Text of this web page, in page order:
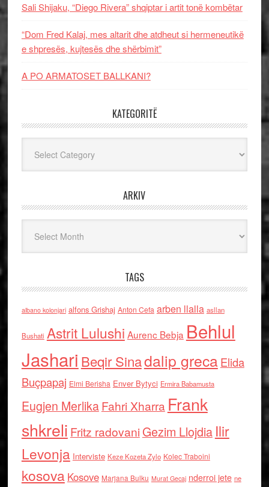
Sali Shijaku, “Diego Rivera” shqiptar i artit tonë kombëtar
“Dom Fred Kalaj, mes altarit dhe atdheut si hermeneutikë
e shpresës, kujtesës dhe shërbimit”
A PO ARMATOSET BALLKANI?
KATEGORITË
ARKIV
TAGS
albano kolonjari alfons Grishaj Anton Cefa arben llalla asllan
Bushati Astrit Lulushi Aurenc Bebja Behlul
Jashari Beqir Sinadalip grecaElida
Buçpapaj Elmi Berisha Enver Bytyci Ermira Babamusta
Eugjen MerlikaFahri Xharra Frank
shkreli Fritz radovaniGezim Llojdia Ilir
Levonja Interviste Keze Kozeta Zylo Kolec Traboini
kosova Kosove Marjana Bulku Murat Gecaj nderroi jete ne